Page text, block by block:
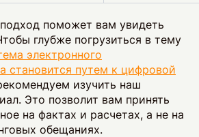
поможет вам увидеть
глубже погрузиться в тему
электронного
становится путем к цифровой
изучить наш
Это позволит вам принять
на фактах и расчетах, а не на
обещаниях.